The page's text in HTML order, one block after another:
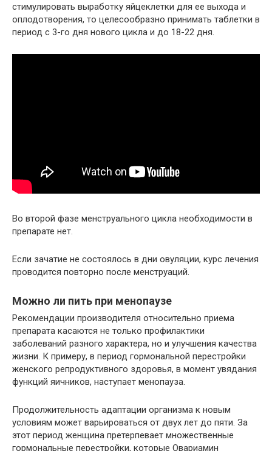
стимулировать выработку яйцеклетки для ее выхода и
оплодотворения, то целесообразно принимать таблетки в
период с 3-го дня нового цикла и до 18-22 дня.
Во второй фазе менструального цикла необходимости в
препарате нет.
Если зачатие не состоялось в дни овуляции, курс лечения
проводится повторно после менструаций.
Можно ли пить при менопаузе
Рекомендации производителя относительно приема
препарата касаются не только профилактики
заболеваний разного характера, но и улучшения качества
жизни. К примеру, в период гормональной перестройки
женского репродуктивного здоровья, в момент увядания
функций яичников, наступает менопауза.
Продолжительность адаптации организма к новым
условиям может варьироваться от двух лет до пяти. За
этот период женщина претерпевает множественные
гормональные перестройки, которые Овариамин